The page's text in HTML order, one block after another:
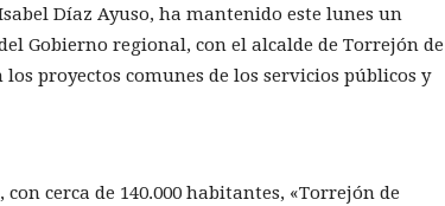
Díaz Ayuso, ha mantenido este lunes un
Gobierno regional, con el alcalde de Torrejón de
proyectos comunes de los servicios públicos y
cerca de 140.000 habitantes, «Torrejón de